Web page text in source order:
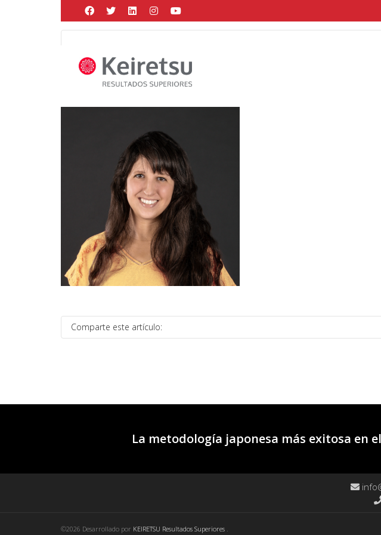
Help me Dante! I'm looking for newshirtsin a size
Posted by Martín Gonzalezonenero 21, 2025
Comparte este artículo:
La metodología japonesa más exitosa en
©2026 Desarrollado por KEIRETSU Resultados Superiores .